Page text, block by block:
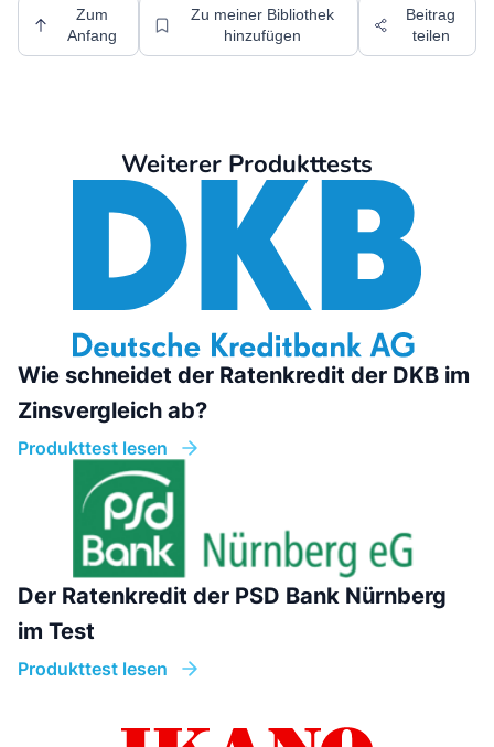
Zum
Anfang
Zu meiner Bibliothek
hinzufügen
Beitrag
teilen
Weiterer Produkttests
Wie schneidet der Ratenkredit der DKB im
Zinsvergleich ab?
Produkttest lesen
Der Ratenkredit der PSD Bank Nürnberg
im Test
Produkttest lesen